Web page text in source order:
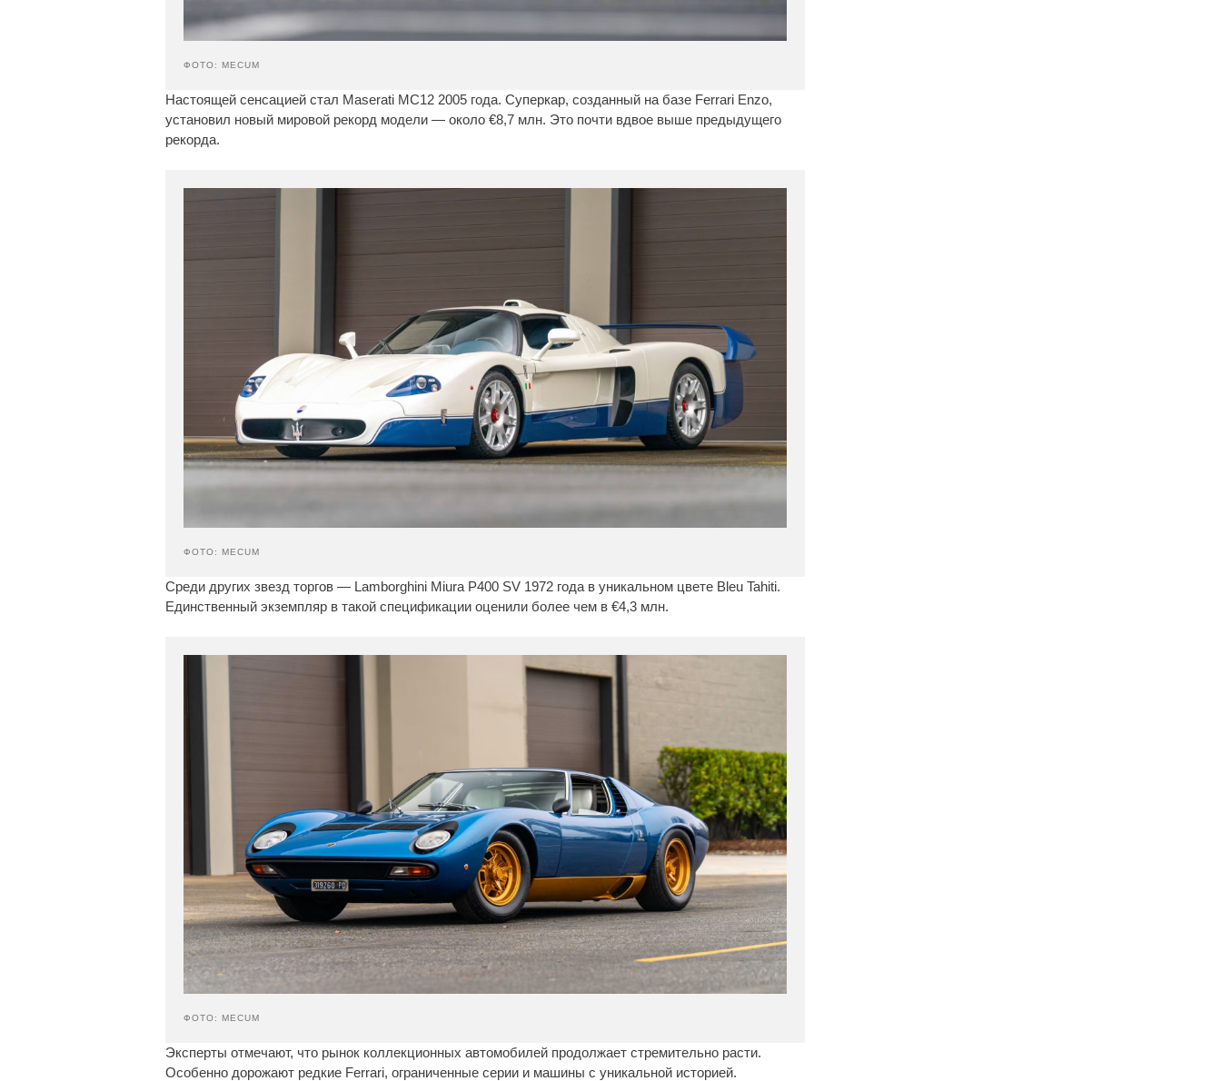
ФОТО: MECUM
Настоящей сенсацией стал Maserati MC12 2005 года. Суперкар, созданный на базе Ferrari Enzo,
установил новый мировой рекорд модели — около €8,7 млн. Это почти вдвое выше предыдущего
рекорда.
ФОТО: MECUM
Среди других звезд торгов — Lamborghini Miura P400 SV 1972 года в уникальном цвете Bleu Tahiti.
Единственный экземпляр в такой спецификации оценили более чем в €4,3 млн.
ФОТО: MECUM
Эксперты отмечают, что рынок коллекционных автомобилей продолжает стремительно расти.
Особенно дорожают редкие Ferrari, ограниченные серии и машины с уникальной историей.